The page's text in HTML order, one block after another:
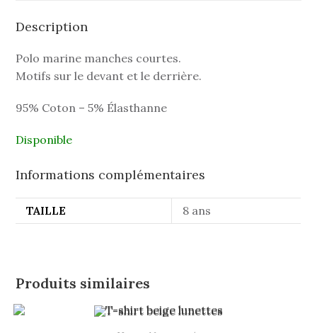
Description
Polo marine manches courtes.
Motifs sur le devant et le derrière.
95% Coton – 5% Élasthanne
Disponible
Informations complémentaires
TAILLE 8 ans
Produits similaires